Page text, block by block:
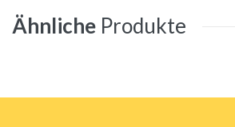
Ähnliche Produkte